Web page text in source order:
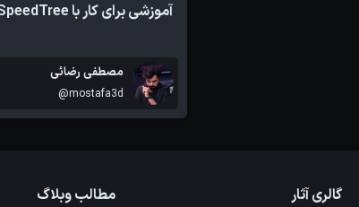
آموزشی برای کار با SpeedTree
مصطفی رضائی
@mostafa3d
گالری آثار مطالب وبلاگ